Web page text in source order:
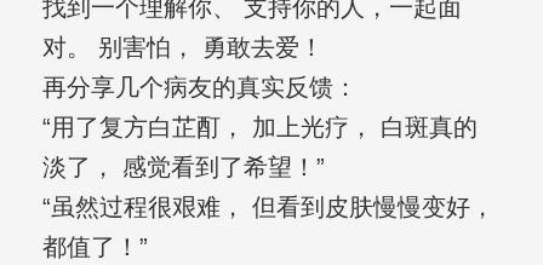
找到一个理解你、 支持你的人，一起面
对。 别害怕， 勇敢去爱！
再分享几个病友的真实反馈：
“用了复方白芷酊， 加上光疗， 白斑真的
淡了， 感觉看到了希望！”
“虽然过程很艰难， 但看到皮肤慢慢变好，
都值了！”